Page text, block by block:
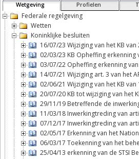
Wetgeving Profielen
Federale regelgeving
Wetten
Koninklijke besluiten
16/07/23 Wijziging van het KB
02/03/23 KB Opheffing erkenning
03/07/22 Opheffing erkenning
14/07/21 Wijziging art. 3 van het
02/06/21 Wijziging van het KB
20/07/20 KB tot wijziging van het
29/11/19 Betreffende de
11/03/18 Inwerkingtreding van
07/12/17 Inwerkingtreding van
02/05/17 Erkenning van het
06/03/17 Toekenning van het
25/04/13 erkenning van de STSI